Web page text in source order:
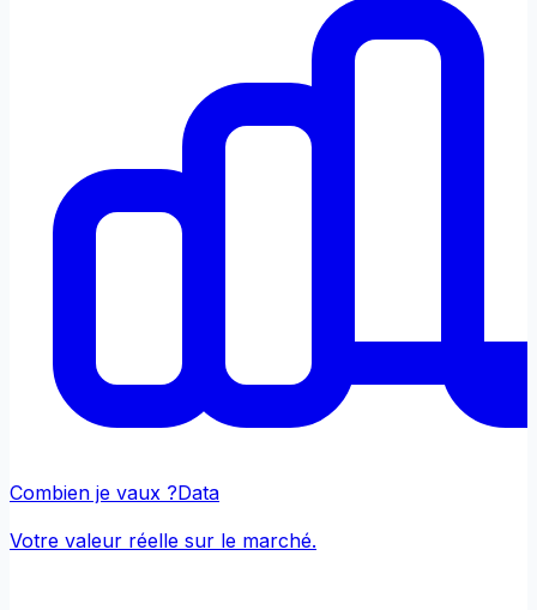
Combien je vaux ?Data
Votre valeur réelle sur le marché.